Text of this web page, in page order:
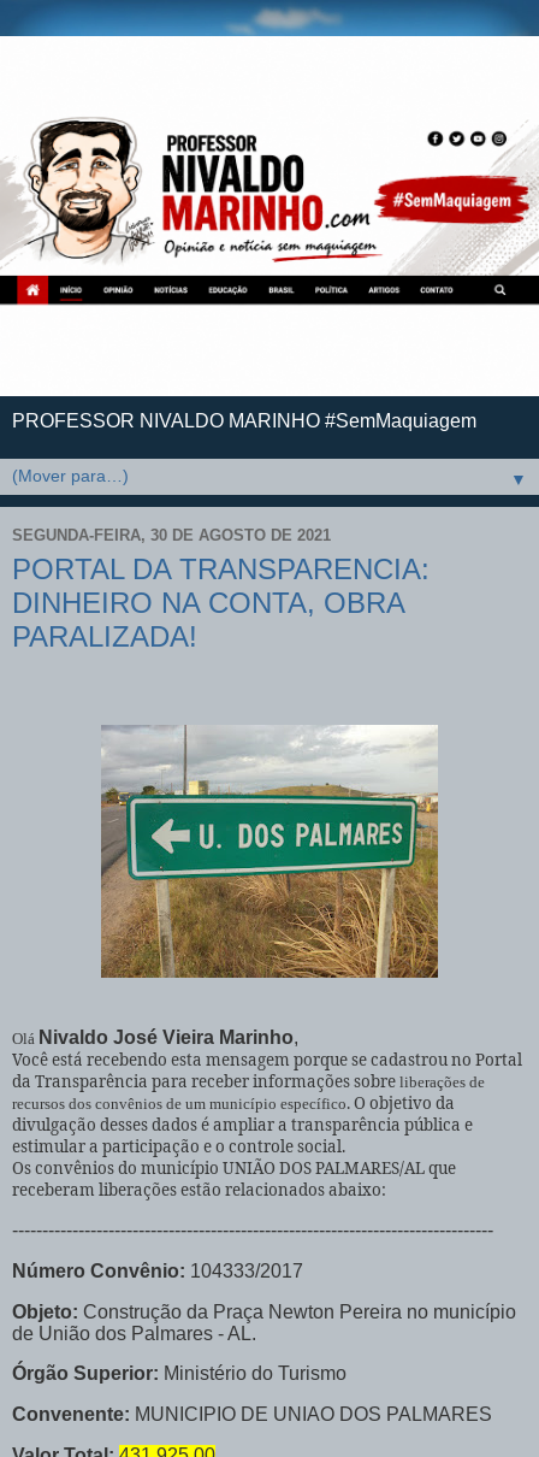
PROFESSOR NIVALDO MARINHO #SemMaquiagem
▼
SEGUNDA-FEIRA, 30 DE AGOSTO DE 2021
PORTAL DA TRANSPARENCIA:
DINHEIRO NA CONTA, OBRA
PARALIZADA!
Olá Nivaldo José Vieira Marinho,
Você está recebendo esta mensagem porque se cadastrou no Portal
da Transparência para receber informações sobre liberações de
recursos dos convênios de um município específico. O objetivo da
divulgação desses dados é ampliar a transparência pública e
estimular a participação e o controle social.
Os convênios do município UNIÃO DOS PALMARES/AL que
receberam liberações estão relacionados abaixo:
--------------------------------------------------------------------------------
Número Convênio: 104333/2017
Objeto: Construção da Praça Newton Pereira no município
de União dos Palmares - AL.
Órgão Superior: Ministério do Turismo
Convenente: MUNICIPIO DE UNIAO DOS PALMARES